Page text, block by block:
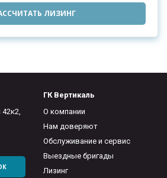
ЛИЗИНГ
ГК Вертикаль
О компании
Нам доверяют
Обслуживание и сервис
Выездные бригады
Лизинг